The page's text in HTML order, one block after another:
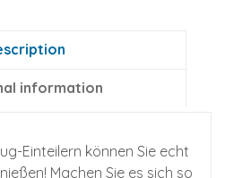
information
Einteilern können Sie echt
Machen Sie es sich so